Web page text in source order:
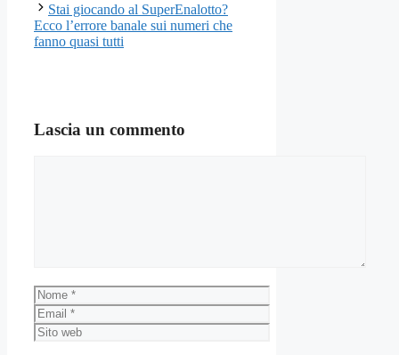
Stai giocando al SuperEnalotto?
Ecco l’errore banale sui numeri che
fanno quasi tutti
Lascia un commento
Nome
Email
Sito
web